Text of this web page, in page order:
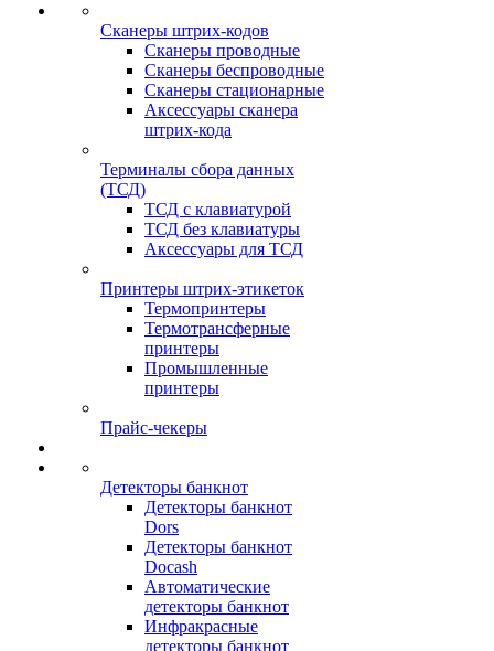
Сканеры штрих-кодов
Сканеры проводные
Сканеры беспроводные
Сканеры стационарные
Аксессуары сканера
штрих-кода
Терминалы сбора данных
(ТСД)
ТСД с клавиатурой
ТСД без клавиатуры
Аксессуары для ТСД
Принтеры штрих-этикеток
Термопринтеры
Термотрансферные
принтеры
Промышленные
принтеры
Прайс-чекеры
Детекторы банкнот
Детекторы банкнот
Dors
Детекторы банкнот
Docash
Автоматические
детекторы банкнот
Инфракрасные
детекторы банкнот